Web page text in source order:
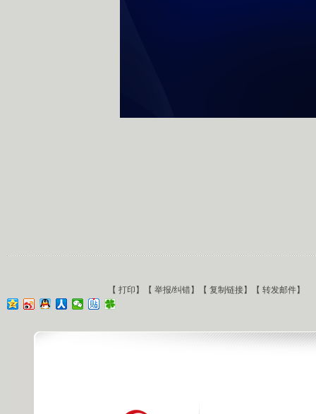
【 打印 】【 举报/纠错】【 复制链接】【 转发邮件】